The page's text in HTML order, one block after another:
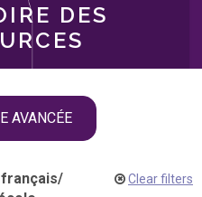
DES
AVANCÉE
/
Clear filters